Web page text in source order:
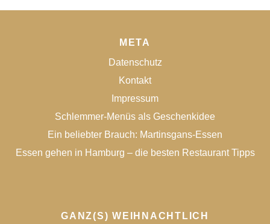
META
Datenschutz
Kontakt
Impressum
Schlemmer-Menüs als Geschenkidee
Ein beliebter Brauch: Martinsgans-Essen
Essen gehen in Hamburg – die besten Restaurant Tipps
GANZ(S) WEIHNACHTLICH